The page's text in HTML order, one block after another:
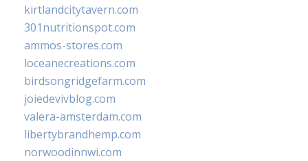
kirtlandcitytavern.com
301nutritionspot.com
ammos-stores.com
loceanecreations.com
birdsongridgefarm.com
joiedevivblog.com
valera-amsterdam.com
libertybrandhemp.com
norwoodinnwi.com